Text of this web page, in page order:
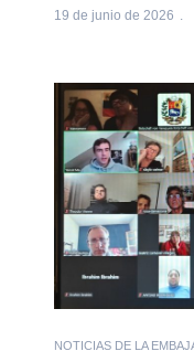
19 de junio de 2026
NOTICIAS DE LA